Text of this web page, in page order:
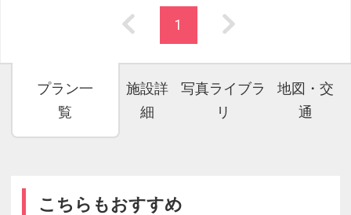
1
プラン一
覧
施設詳
細
写真ライブラ
リ
地図・交
通
こちらもおすすめ